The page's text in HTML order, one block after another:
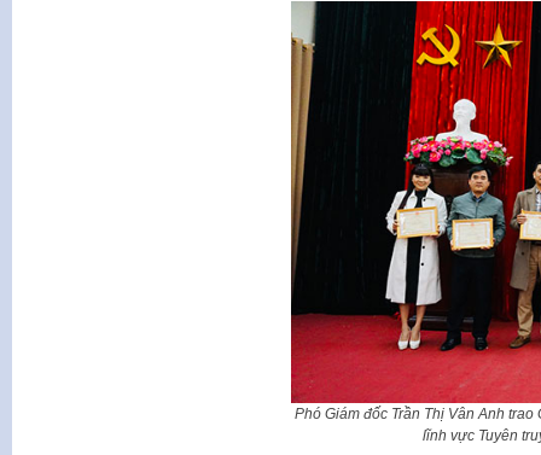
Phó Giám đốc Trần Thị Vân Anh
lĩnh vực Tuyên